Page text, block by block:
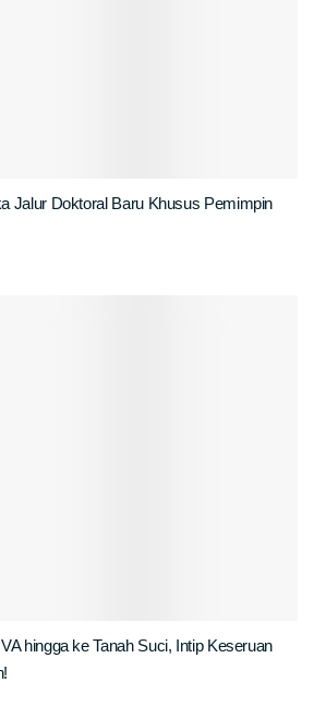
Jalur Doktoral Baru Khusus Pemimpin
hingga ke Tanah Suci, Intip Keseruan